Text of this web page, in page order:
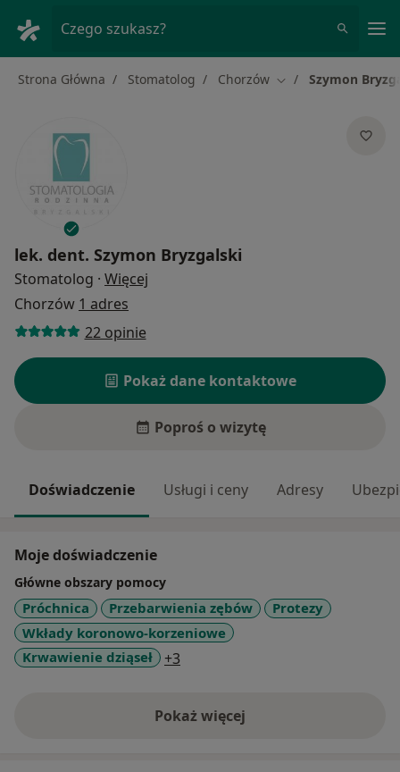
Czego szukasz?
Strona Główna Stomatolog Chorzów Zmień miasto
Szymon
lek. dent. Szymon Bryzgalski
Stomatolog · Więcej
Chorzów 1 adres
22 opinie
Pokaż dane kontaktowe
Poproś o wizytę
Doświadczenie Usługi i ceny Adresy
Moje doświadczenie
Główne obszary pomocy
Próchnica Przebarwienia zębów
Protezy
Wkłady koronowo-korzeniowe
Krwawienie dziąseł
+3
Pokaż więcejo doświadczeniu